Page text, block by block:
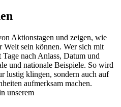
Aktionstagen und zeigen, wie
Welt sein können. Wer sich mit
nach Anlass, Datum und
und nationale Beispiele. So wird
lustig klingen, sondern auch auf
aufmerksam machen.
unserem